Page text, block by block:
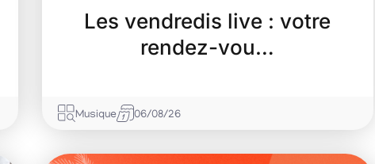
Les vendredis live : votre
rendez-vou…
Musique 06/08/26